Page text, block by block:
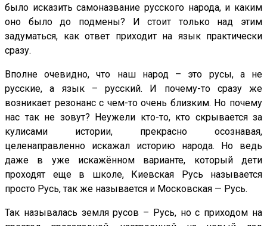
было исказить самоназвание русского народа, и каким
оно было до подмены? И стоит только над этим
задуматься, как ответ приходит на язык практически
сразу.
Вполне очевидно, что наш народ – это русы, а не
русские, а язык – русский. И почему-то сразу же
возникает резонанс с чем-то очень близким. Но почему
нас так не зовут? Неужели кто-то, кто скрывается за
кулисами истории, прекрасно осознавая,
целенаправленно искажал историю народа. Но ведь
даже в уже искажённом варианте, который дети
проходят еще в школе, Киевская Русь называется
просто Русь, так же называется и Московская — Русь.
Так называлась земля русов – Русь, но с приходом на